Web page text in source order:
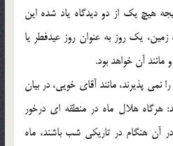
هيچ يك از دو ديدگاه ياد شده اين
يك روز به عنوان روز عيدفطر يا
آن خواهد بود.
نمي پذيرند، مانند آقاي خويي، در بيان
هلال ماه در منطقه اي درخور
آن هنگام در تاريكي شب باشند، ماه